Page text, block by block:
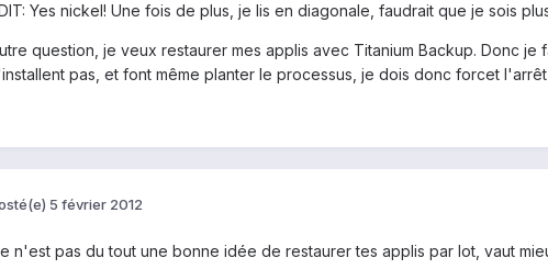
Yes nickel! Une fois de plus, je lis en diagonale, faudrait que je sois
question, je veux restaurer mes applis avec Titanium Backup. Donc
pas, et font même planter le processus, je dois donc forcet
5 février 2012
n'est pas du tout une bonne idée de restaurer tes applis par lot, vaut